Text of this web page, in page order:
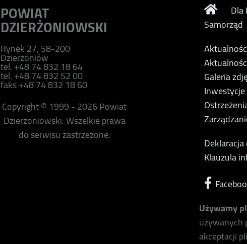
POWIAT
DZIERŻONIOWSKI
Rynek 27, 58-200
Dzierżoniów
tel. +48 74 832 18 64
tel. +48 74 832 52 00
faks +48 74 832 18 60
Copyright © 1999 - 2026 Powiat
Dzierżoniowski. Wszelkie prawa
do serwisu zastrzeżone.
Samorząd
Galeria
Klauzula
Używamy
używanych
akceptacji